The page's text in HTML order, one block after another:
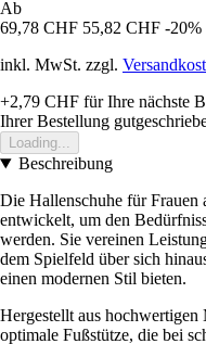
Ab
69,78 CHF 55,82 CHF -20%
inkl. MwSt. zzgl.
+2,79 CHF für Ihre nächste
Ihrer Bestellung
Loading...
Beschreibung
Die Hallenschuhe für Frauen
entwickelt, um den
werden. Sie vereinen
dem Spielfeld über sich
einen modernen Stil bieten.
Hergestellt aus hochwertigen
optimale Fußstütze, die bei